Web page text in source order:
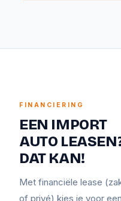
FINANCIERING
EEN IMPORT
AUTO
DAT KAN!
Met financiële lease
of privé) kies je voor een